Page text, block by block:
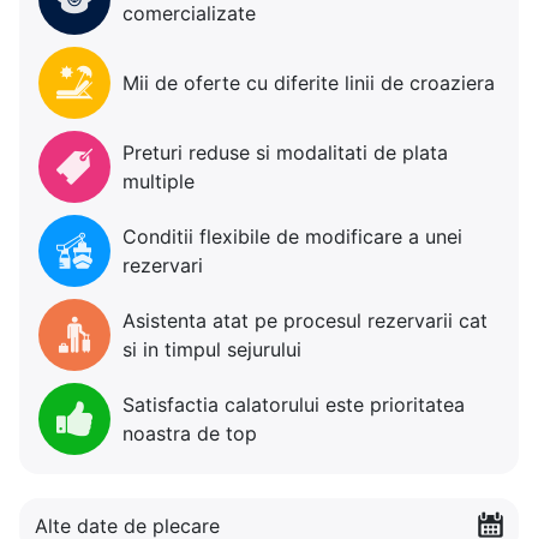
comercializate
Mii de oferte cu diferite linii de croaziera
Preturi reduse si modalitati de plata
multiple
Conditii flexibile de modificare a unei
rezervari
Asistenta atat pe procesul rezervarii cat
si in timpul sejurului
Satisfactia calatorului este prioritatea
noastra de top
Alte date de plecare